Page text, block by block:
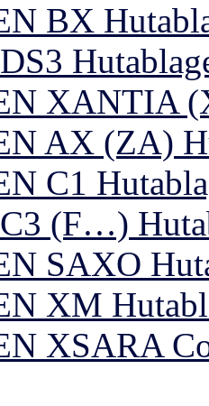
BX
XANTIA
AX (ZA)
C1
(F…)
SAXO
XM
XSARA